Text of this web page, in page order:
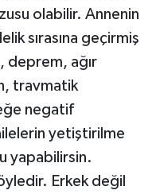
olabilir. Annenin
sırasına geçirmiş
deprem, ağır
travmatik
negatif
yetiştirilme
yapabilirsin.
Erkek değil